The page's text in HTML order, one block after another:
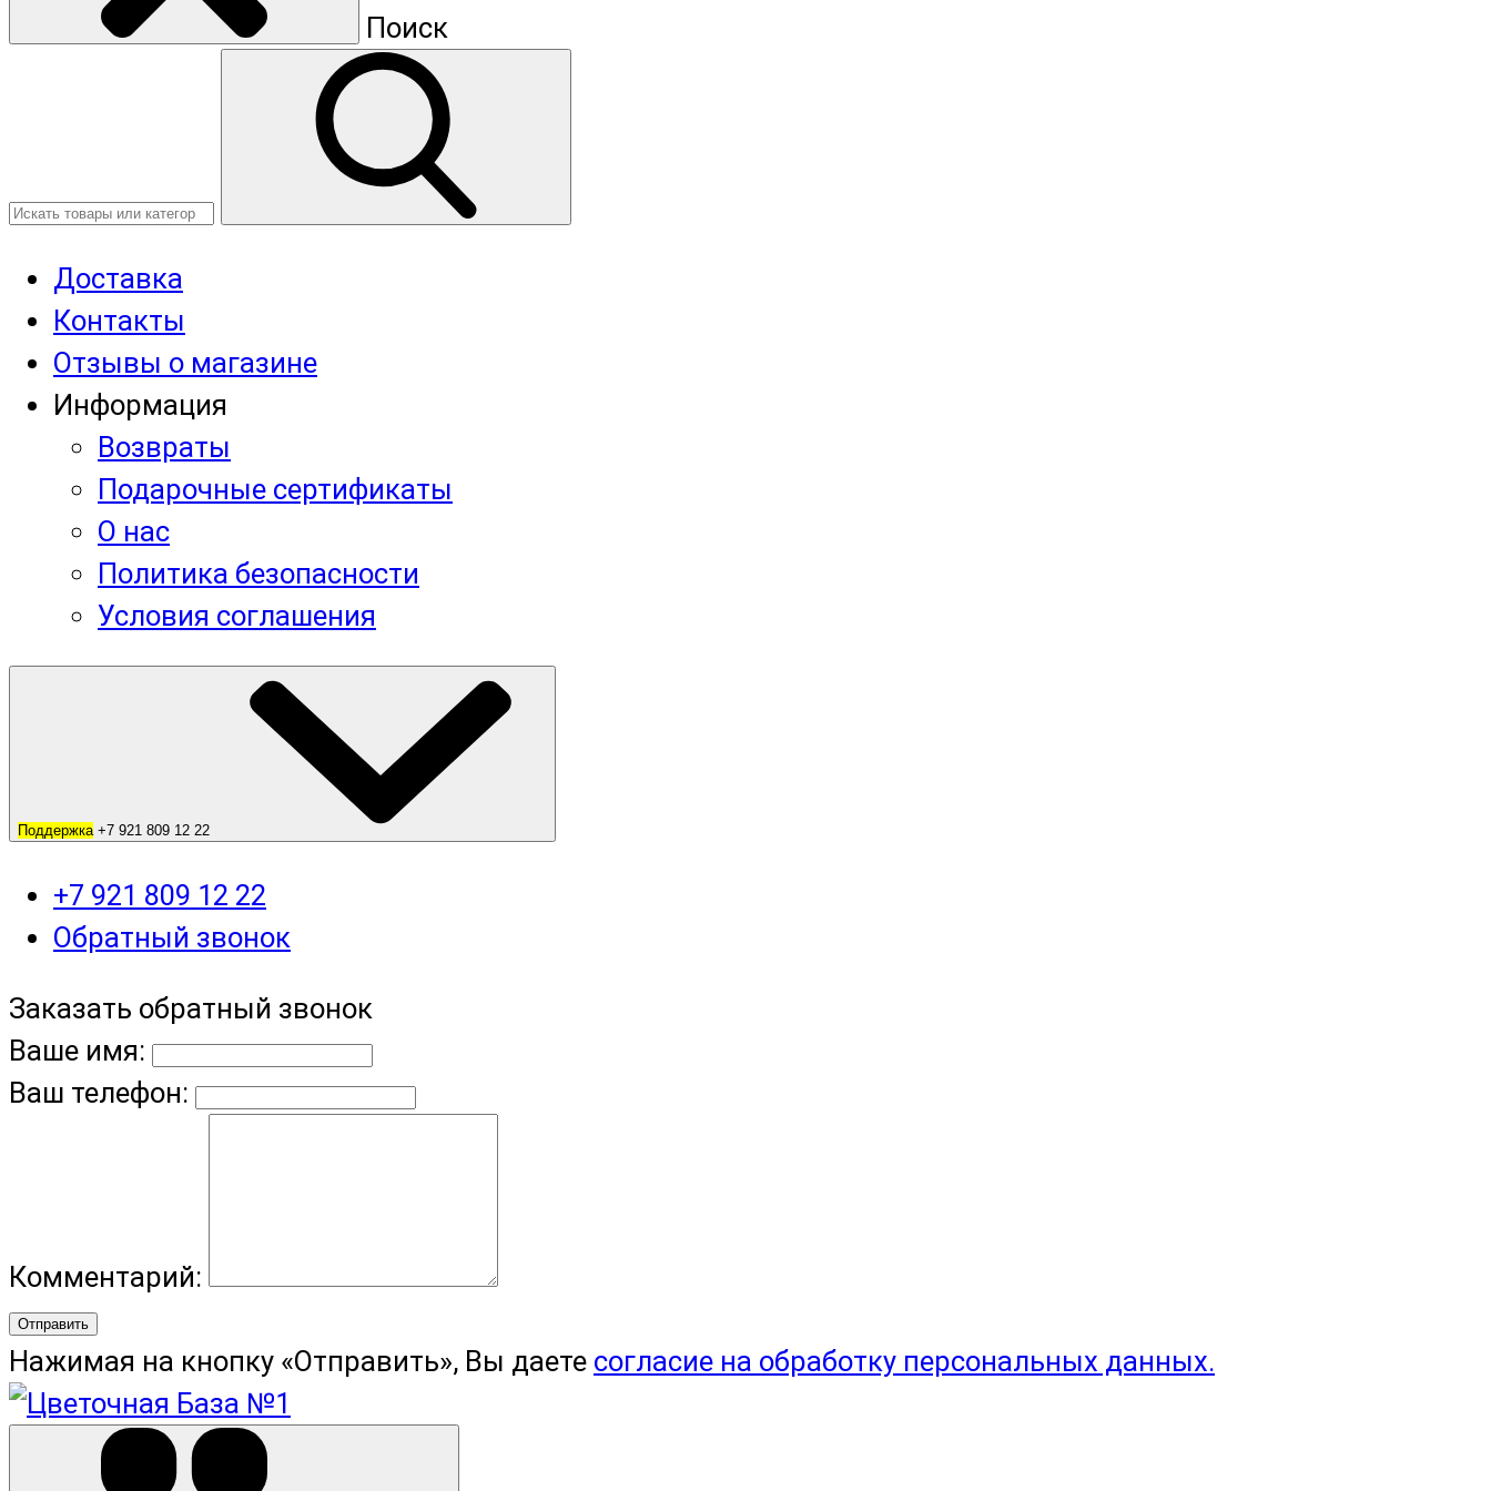
Поиск
Доставка
Контакты
Отзывы о магазине
Информация
Возвраты
Подарочные сертификаты
О нас
Политика безопасности
Условия соглашения
Поддержка +7 921 809 12 22
+7 921 809 12 22
Обратный звонок
Заказать обратный звонок
Ваше имя:
Ваш телефон:
Комментарий:
Отправить
Нажимая на кнопку «Отправить», Вы даете согласие на обработку персональных данных.